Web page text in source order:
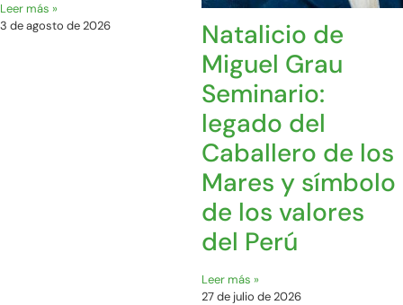
Leer más »
3 de agosto de 2026
Natalicio de
Miguel Grau
Seminario:
legado del
Caballero de los
Mares y símbolo
de los valores
del Perú
Leer más »
27 de julio de 2026